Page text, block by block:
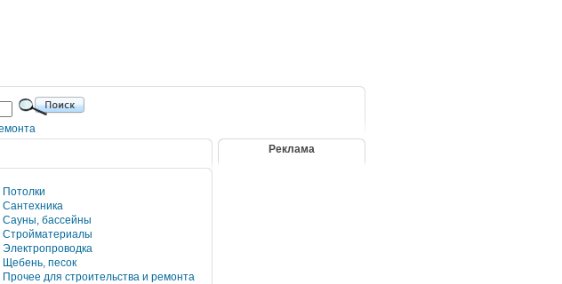
Потолки
Сантехника
Сауны, бассейны
Стройматериалы
Электропроводка
Щебень, песок
Прочее для строительства и ремонта
Реклама